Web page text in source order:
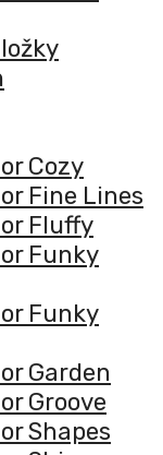
Cozy
Fine Lines
Fluffy
Funky
Funky
Garden
Groove
Shapes